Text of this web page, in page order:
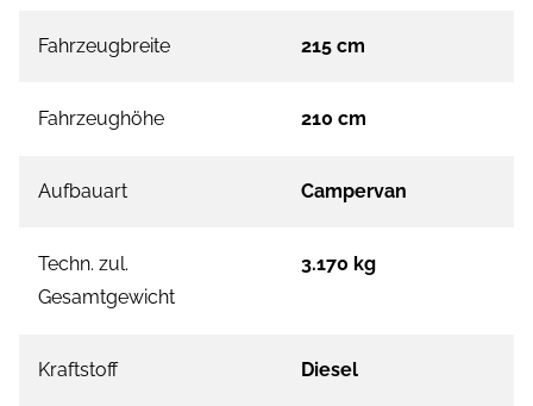
Fahrzeugbreite 215 cm
Fahrzeughöhe 210 cm
Aufbauart Campervan
Techn. zul.
Gesamtgewicht
3.170 kg
Kraftstoff Diesel